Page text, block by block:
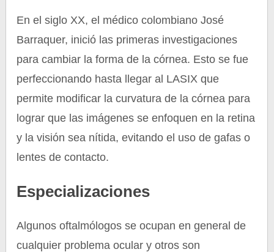
En el siglo XX, el médico colombiano José
Barraquer, inició las primeras investigaciones
para cambiar la forma de la córnea. Esto se fue
perfeccionando hasta llegar al LASIX que
permite modificar la curvatura de la córnea para
lograr que las imágenes se enfoquen en la retina
y la visión sea nítida, evitando el uso de gafas o
lentes de contacto.
Especializaciones
Algunos oftalmólogos se ocupan en general de
cualquier problema ocular y otros son